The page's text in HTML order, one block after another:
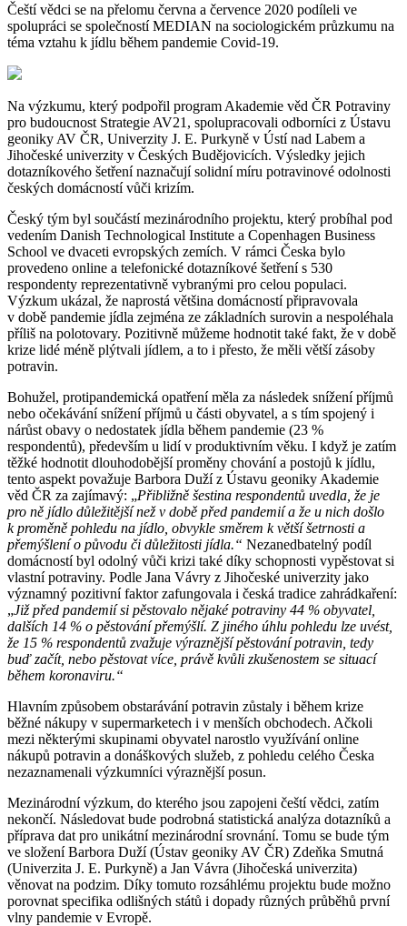
Čeští vědci se na přelomu června a července 2020 podíleli ve
spolupráci se společností MEDIAN na sociologickém průzkumu na
téma vztahu k jídlu během pandemie Covid-19.
Na výzkumu, který podpořil program Akademie věd ČR Potraviny
pro budoucnost Strategie AV21, spolupracovali odborníci z Ústavu
geoniky AV ČR, Univerzity J. E. Purkyně v Ústí nad Labem a
Jihočeské univerzity v Českých Budějovicích. Výsledky jejich
dotazníkového šetření naznačují solidní míru potravinové odolnosti
českých domácností vůči krizím.
Český tým byl součástí mezinárodního projektu, který probíhal pod
vedením Danish Technological Institute a Copenhagen Business
School ve dvaceti evropských zemích. V rámci Česka bylo
provedeno online a telefonické dotazníkové šetření s 530
respondenty reprezentativně vybranými pro celou populaci.
Výzkum ukázal, že naprostá většina domácností připravovala
v době pandemie jídla zejména ze základních surovin a nespoléhala
příliš na polotovary. Pozitivně můžeme hodnotit také fakt, že v době
krize lidé méně plýtvali jídlem, a to i přesto, že měli větší zásoby
potravin.
Bohužel, protipandemická opatření měla za následek snížení příjmů
nebo očekávání snížení příjmů u části obyvatel, a s tím spojený i
nárůst obavy o nedostatek jídla během pandemie (23 %
respondentů), především u lidí v produktivním věku. I když je zatím
těžké hodnotit dlouhodobější proměny chování a postojů k jídlu,
tento aspekt považuje Barbora Duží z Ústavu geoniky Akademie
věd ČR za zajímavý: „Přibližně šestina respondentů uvedla, že je
pro ně jídlo důležitější než v době před pandemií a že u nich došlo
k proměně pohledu na jídlo, obvykle směrem k větší šetrnosti a
přemýšlení o původu či důležitosti jídla.“ Nezanedbatelný podíl
domácností byl odolný vůči krizi také díky schopnosti vypěstovat si
vlastní potraviny. Podle Jana Vávry z Jihočeské univerzity jako
významný pozitivní faktor zafungovala i česká tradice zahrádkaření:
„Již před pandemií si pěstovalo nějaké potraviny 44 % obyvatel,
dalších 14 % o pěstování přemýšlí. Z jiného úhlu pohledu lze uvést,
že 15 % respondentů zvažuje výraznější pěstování potravin, tedy
buď začít, nebo pěstovat více, právě kvůli zkušenostem se situací
během koronaviru.“
Hlavním způsobem obstarávání potravin zůstaly i během krize
běžné nákupy v supermarketech i v menších obchodech. Ačkoli
mezi některými skupinami obyvatel narostlo využívání online
nákupů potravin a donáškových služeb, z pohledu celého Česka
nezaznamenali výzkumníci výraznější posun.
Mezinárodní výzkum, do kterého jsou zapojeni čeští vědci, zatím
nekončí. Následovat bude podrobná statistická analýza dotazníků a
příprava dat pro unikátní mezinárodní srovnání. Tomu se bude tým
ve složení Barbora Duží (Ústav geoniky AV ČR) Zdeňka Smutná
(Univerzita J. E. Purkyně) a Jan Vávra (Jihočeská univerzita)
věnovat na podzim. Díky tomuto rozsáhlému projektu bude možno
porovnat specifika odlišných států i dopady různých průběhů první
vlny pandemie v Evropě.